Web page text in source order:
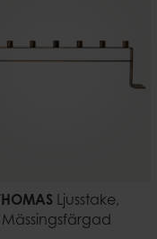
THOMASLjusstake,
Mässingsfärgad